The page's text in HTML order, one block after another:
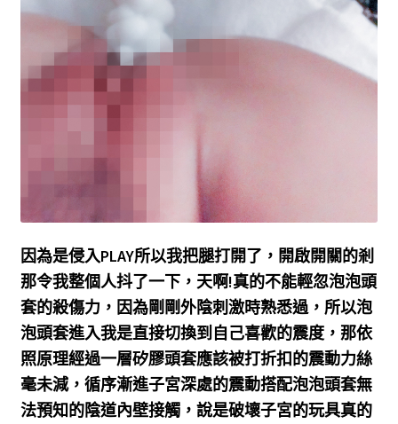
因為是侵入PLAY所以我把腿打開了，開啟開關的剎
那令我整個人抖了一下，天啊!真的不能輕忽泡泡頭
套的殺傷力，因為剛剛外陰刺激時熟悉過，所以泡
泡頭套進入我是直接切換到自己喜歡的震度，那依
照原理經過一層矽膠頭套應該被打折扣的震動力絲
毫未減，循序漸進子宮深處的震動搭配泡泡頭套無
法預知的陰道內壁接觸，說是破壞子宮的玩具真的